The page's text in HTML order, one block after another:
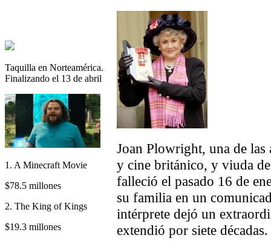
Taquilla en Norteamérica.
Finalizando el 13 de abril
1. A Minecraft Movie
$78.5 millones
2. The King of Kings
$19.3 millones
Joan Plowright, una de las
y cine británico, y viuda
falleció el pasado 16 de
su familia en un
intérprete dejó un
extendió por siete décadas.